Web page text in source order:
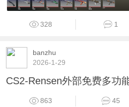
328 1
banzhu
2026-1-29
CS2-Rensen外部免费多功
863 45